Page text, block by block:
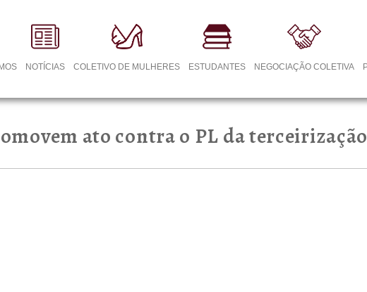
NOTÍCIAS COLETIVO DE MULHERES ESTUDANTES NEGOCIAÇÃO COLETIVA
ato contra o PL da